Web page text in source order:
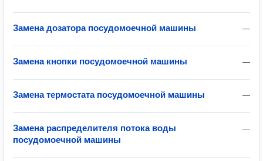
—
Замена дозатора посудомоечной машины
—
Замена кнопки посудомоечной машины
—
Замена термостата посудомоечной машины
—
Замена распределителя потока воды
посудомоечной машины